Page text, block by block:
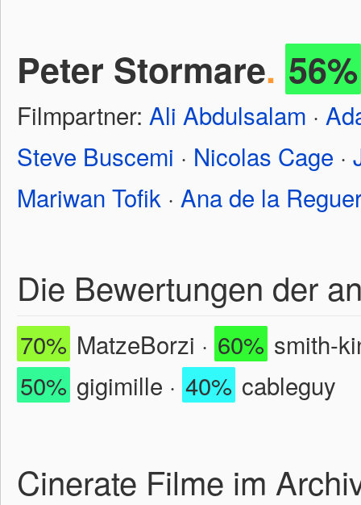
Peter Stormare. 56%
Filmpartner: Ali Abdulsalam ·
Steve Buscemi · Nicolas Cage ·
Mariwan Tofik · Ana de la
Die Bewertungen der
70% MatzeBorzi · 60% smith-
50% gigimille · 40% cableguy
Cinerate Filme im